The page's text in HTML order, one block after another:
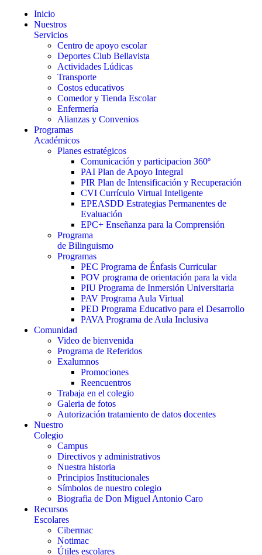
Inicio
Nuestros
Servicios
Centro de apoyo escolar
Deportes Club Bellavista
Actividades Lúdicas
Transporte
Costos educativos
Comedor y Tienda Escolar
Enfermería
Alianzas y Convenios
Programas
Académicos
Planes estratégicos
Comunicación y participacion 360º
PAI Plan de Apoyo Integral
PIR Plan de Intensificación y Recuperación
CVI Currículo Virtual Inteligente
EPEASDD Estrategias Permanentes de
Evaluación
EPC+ Enseñanza para la Comprensión
Programa
de Bilinguismo
Programas
PEC Programa de Énfasis Curricular
POV programa de orientación para la vida
PIU Programa de Inmersión Universitaria
PAV Programa Aula Virtual
PED Programa Educativo para el Desarrollo
PAVA Programa de Aula Inclusiva
Comunidad
Video de bienvenida
Programa de Referidos
Exalumnos
Promociones
Reencuentros
Trabaja en el colegio
Galeria de fotos
Autorización tratamiento de datos docentes
Nuestro
Colegio
Campus
Directivos y administrativos
Nuestra historia
Principios Institucionales
Símbolos de nuestro colegio
Biografia de Don Miguel Antonio Caro
Recursos
Escolares
Cibermac
Notimac
Útiles escolares